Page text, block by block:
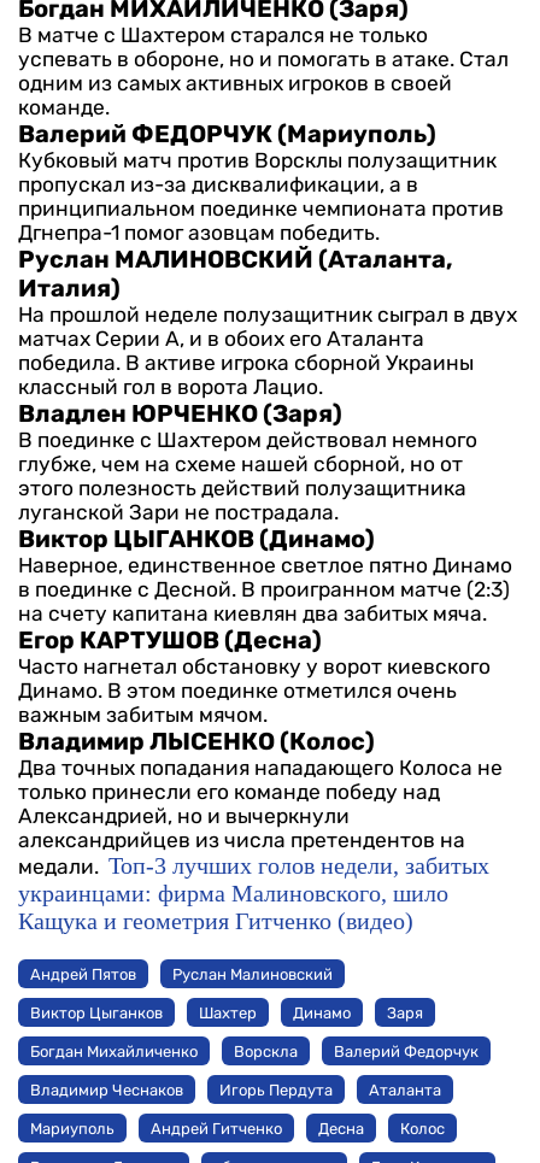
Богдан МИХАЙЛИЧЕНКО (Заря)
В матче с Шахтером старался не только
успевать в обороне, но и помогать в атаке. Стал
одним из самых активных игроков в своей
команде.
Валерий ФЕДОРЧУК (Мариуполь)
Кубковый матч против Ворсклы полузащитник
пропускал из-за дисквалификации, а в
принципиальном поединке чемпионата против
Дгнепра-1 помог азовцам победить.
Руслан МАЛИНОВСКИЙ (Аталанта,
Италия)
На прошлой неделе полузащитник сыграл в двух
матчах Серии А, и в обоих его Аталанта
победила. В активе игрока сборной Украины
классный гол в ворота Лацио.
Владлен ЮРЧЕНКО (Заря)
В поединке с Шахтером действовал немного
глубже, чем на схеме нашей сборной, но от
этого полезность действий полузащитника
луганской Зари не пострадала.
Виктор ЦЫГАНКОВ (Динамо)
Наверное, единственное светлое пятно Динамо
в поединке с Десной. В проигранном матче (2:3)
на счету капитана киевлян два забитых мяча.
Егор КАРТУШОВ (Десна)
Часто нагнетал обстановку у ворот киевского
Динамо. В этом поединке отметился очень
важным забитым мячом.
Владимир ЛЫСЕНКО (Колос)
Два точных попадания нападающего Колоса не
только принесли его команде победу над
Александрией, но и вычеркнули
александрийцев из числа претендентов на
медали. Топ-3 лучших голов недели, забитых
украинцами: фирма Малиновского, шило
Кащука и геометрия Гитченко (видео)
Андрей Пятов Руслан Малиновский
Виктор Цыганков Шахтер Динамо Заря
Богдан Михайличенко Ворскла Валерий Федорчук
Владимир Чеснаков Игорь Пердута Аталанта
Мариуполь Андрей Гитченко Десна Колос